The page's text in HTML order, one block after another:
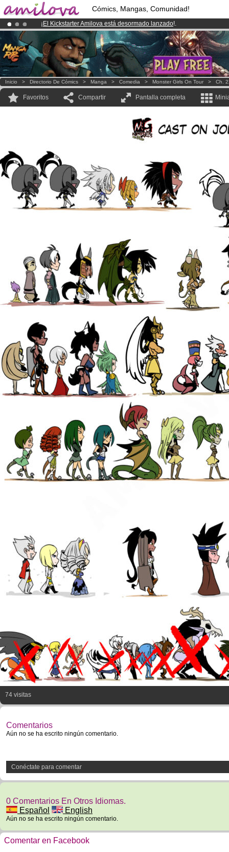
Cómics, Mangas, Comunidad!
¡ El Kickstarter Amilova está desormado lanzado!.
¡Ya tenemos 100000miembrosy 1000Cómics y Mangas!.
¡Conviertete en Premium por3.95 euros al mes!Hazte Premium ya
Inicio > Directorio De Cómics > Manga > Comedia > Monster Girls On Tour > Ch.
Favoritos Compartir Pantalla completa
74 visitas
Comentarios
Aún no se ha escrito ningún comentario.
Conéctate para comentar
0 Comentarios En Otros Idiomas.
Español
English
Aún no se ha escrito ningún comentario.
Comentar en Facebook